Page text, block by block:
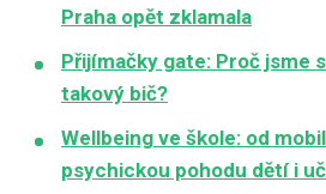
Praha opět zklamala
Přijímačky gate: Proč jsme
takový bič?
Wellbeing ve škole: od
psychickou pohodu dětí i